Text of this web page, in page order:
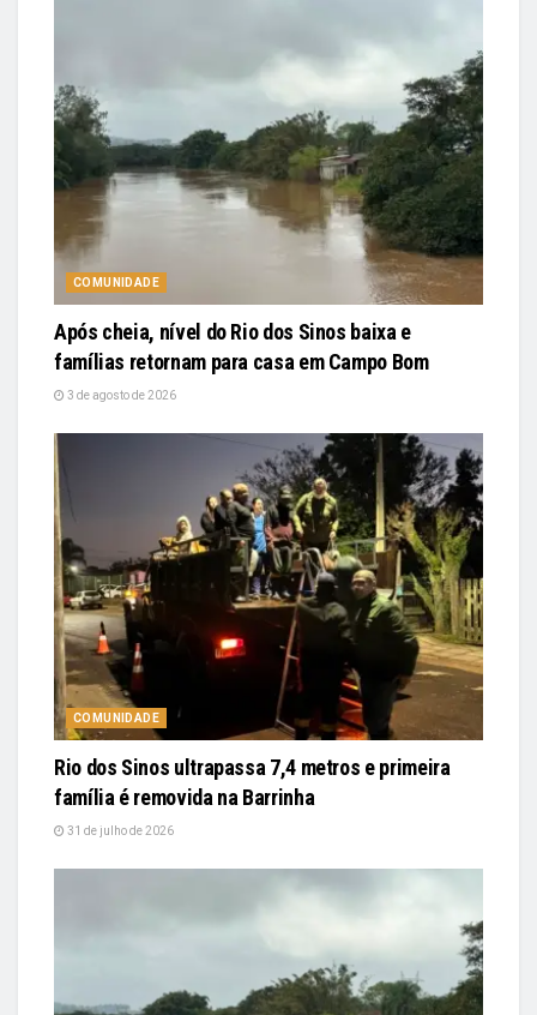
COMUNIDADE
Após cheia, nível do Rio dos Sinos baixa e
famílias retornam para casa em Campo Bom
3 de agosto de 2026
COMUNIDADE
Rio dos Sinos ultrapassa 7,4 metros e primeira
família é removida na Barrinha
31 de julho de 2026